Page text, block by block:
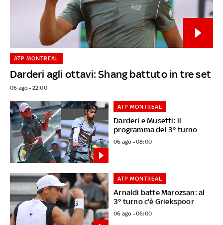
Darderi agli ottavi: Shang battuto in tre set
ATP MONTREAL
06 ago - 22:00
Darderi e Musetti: il
programma del 3° turno
ATP MONTREAL
06 ago - 08:00
Arnaldi batte Marozsan: al
3° turno c'è Griekspoor
ATP MONTREAL
06 ago - 06:00